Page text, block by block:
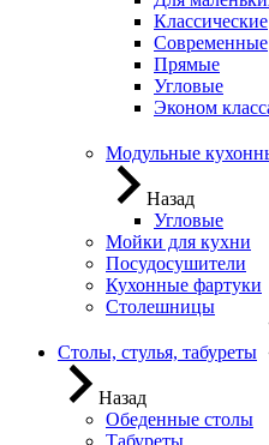
Классические
Современные
Прямые
Угловые
Эконом
Модульные
Назад
Угловые
Мойки для кухни
Посудосушители
Кухонные фартуки
Столешницы
Столы, стулья, табуреты
Назад
Обеденные столы
Табуреты